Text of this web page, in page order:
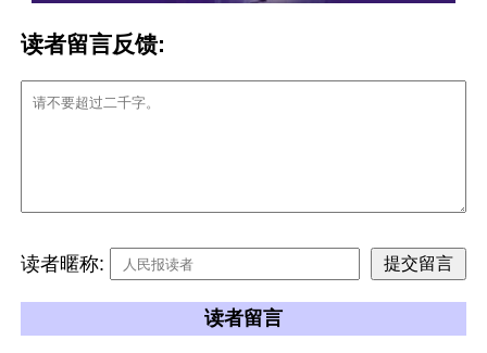
读者留言反馈:
读者暱称:
读者留言